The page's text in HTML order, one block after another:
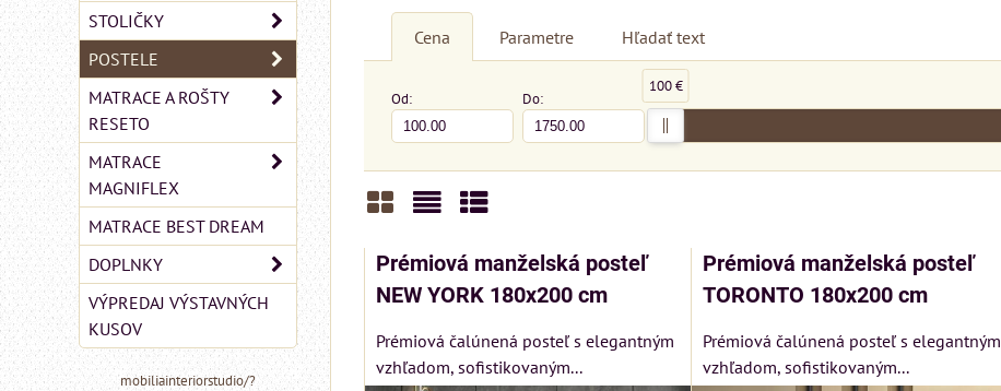
Cena Parametre Hľadať text
Od: Do:
100 €
Mriežka
Prémiová manželská posteľ
NEW YORK 180x200 cm
Prémiová čalúnená posteľ s elegantným
vzhľadom, sofistikovaným...
Prémiová manželská posteľ
TORONTO 180x200 cm
Prémiová čalúnená posteľ s elegantným
vzhľadom, sofistikovaným...
STOLIČKY
POSTELE
MATRACE A ROŠTY
RESETO
MATRACE
MAGNIFLEX
MATRACE BEST DREAM
DOPLNKY
VÝPREDAJ VÝSTAVNÝCH
KUSOV
mobiliainteriorstudio/?